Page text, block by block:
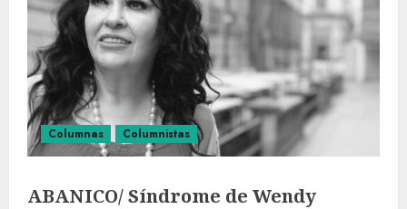
Columnas Columnistas
ABANICO/ Síndrome de Wendy